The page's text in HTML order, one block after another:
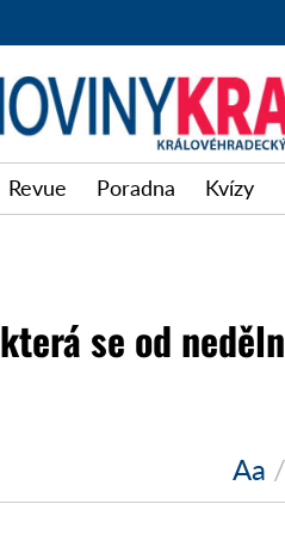
Revue Poradna Kvízy
se od
Aa /